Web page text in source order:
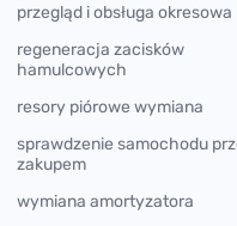
przegląd i obsługa okresowa
regeneracja zacisków
hamulcowych
resory piórowe wymiana
sprawdzenie samochodu
zakupem
wymiana amortyzatora